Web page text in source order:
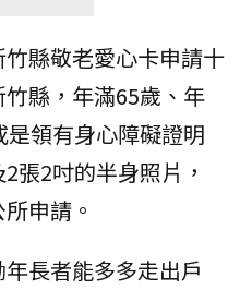
縣敬老愛心卡申請十
縣，年滿65歲、年
領有身心障礙證明
張2吋的半身照片，
申請。
長者能多多走出戶